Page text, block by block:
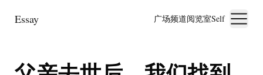
Essay 广场频道阅览室Self